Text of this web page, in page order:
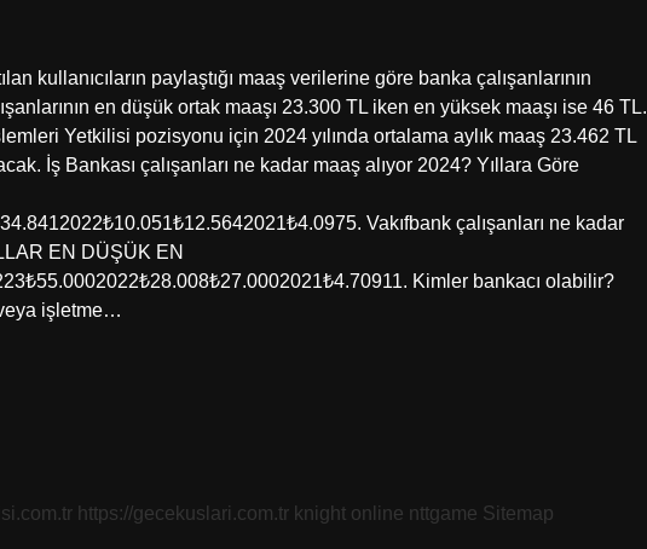
kullanıcıların paylaştığı maaş verilerine göre banka çalışanlarının
en düşük ortak maaşı 23.300 TL iken en yüksek maaşı ise 46 TL.
Yetkilisi pozisyonu için 2024 yılında ortalama aylık maaş 23.462 TL
İş Bankası çalışanları ne kadar maaş alıyor 2024? Yıllara Göre
Vakıfbank çalışanları ne kadar
EN DÜŞÜK EN
Kimler bankacı olabilir?
işletme…
https://gecekuslari.com.tr knight online nttgame Sitemap